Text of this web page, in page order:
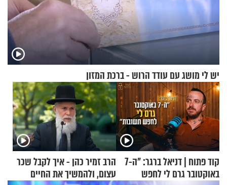
יש לי מושג עם עודד הרוש - ברכת המזון
קוד פתוח | דניאל ברגר: "ה-7
באוקטובר גרם לי לחפש
הרב זמיר כהן - איך לקבל שכר
עצום, ולהמשיך את החיים